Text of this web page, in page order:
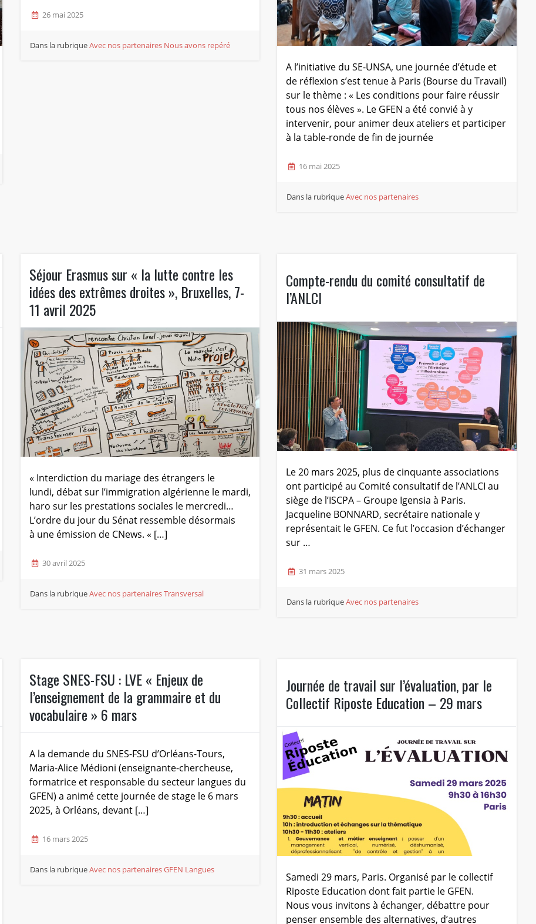
26 mai 2025
Dans la rubriqueAvec nos partenaires Nous avons repéré
A l’initiative du SE-UNSA, une journée d’étude et
de réflexion s’est tenue à Paris (Bourse du Travail)
sur le thème : « Les conditions pour faire réussir
tous nos élèves ». Le GFEN a été convié à y
intervenir, pour animer deux ateliers et participer
à la table-ronde de fin de journée
16 mai 2025
Dans la rubriqueAvec nos partenaires
Séjour Erasmus sur « la lutte contre les
idées des extrêmes droites », Bruxelles, 7-
11 avril 2025
« Interdiction du mariage des étrangers le
lundi, débat sur l’immigration algérienne le mardi,
haro sur les prestations sociales le mercredi…
L’ordre du jour du Sénat ressemble désormais
à une émission de CNews. « […]
30 avril 2025
Dans la rubriqueAvec nos partenairesTransversal
Compte-rendu du comité consultatif de
l’ANLCI
Le 20 mars 2025, plus de cinquante associations
ont participé au Comité consultatif de l’ANLCI au
siège de l’ISCPA – Groupe Igensia à Paris.
Jacqueline BONNARD, secrétaire nationale y
représentait le GFEN. Ce fut l’occasion d’échanger
sur …
31 mars 2025
Dans la rubriqueAvec nos partenaires
Stage SNES-FSU : LVE « Enjeux de
l’enseignement de la grammaire et du
vocabulaire » 6 mars
A la demande du SNES-FSU d’Orléans-Tours,
Maria-Alice Médioni (enseignante-chercheuse,
formatrice et responsable du secteur langues du
GFEN) a animé cette journée de stage le 6 mars
2025, à Orléans, devant […]
16 mars 2025
Dans la rubriqueAvec nos partenairesGFEN Langues
Journée de travail sur l’évaluation, par le
Collectif Riposte Education – 29 mars
Samedi 29 mars, Paris. Organisé par le collectif
Riposte Education dont fait partie le GFEN.
Nous vous invitons à échanger, débattre pour
penser ensemble des alternatives, d’autres